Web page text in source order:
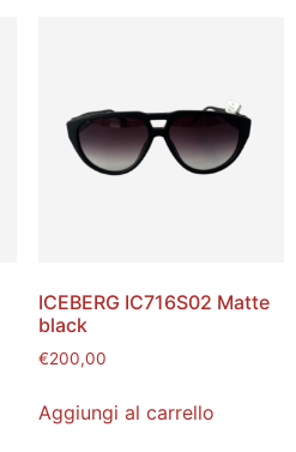
ICEBERG IC716S02 Matte
black
€200,00
Aggiungi al carrello